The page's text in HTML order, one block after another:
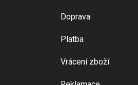
Doprava
Platba
Vrácení zboží